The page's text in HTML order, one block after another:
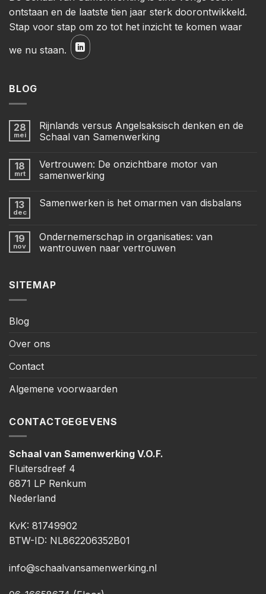
ontstaan en de laatste tien jaar sterk doorontwikkeld.
Stap voor stap om zo tot het inzicht te komen waar
we nu staan.
BLOG
28
mei
Rijnlands versus Angelsaksisch denken en de
Schaal van Samenwerking
18
mrt
Vertrouwen: De onzichtbare motor van
samenwerking
13
dec
Samenwerken is het omarmen van disbalans
19
nov
Ondernemerschap in organisaties: van
wantrouwen naar vertrouwen
SITEMAP
Blog
Over ons
Contact
Algemene voorwaarden
CONTACTGEGEVENS
Schaal van Samenwerking V.O.F.
Fluitersdreef 4
6871 LP Renkum
Nederland
KvK: 81749902
BTW-ID: NL862206352B01
info@schaalvansamenwerking.nl